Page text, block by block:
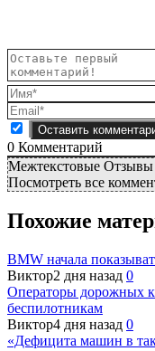
0 Комментарий
Межтекстовые Отзывы
Посмотреть все
Похожие
BMW начала
Виктор2 дня назад 0
Операторы дорожных
беспилотникам
Виктор4 дня назад 0
«Дефицита машин в